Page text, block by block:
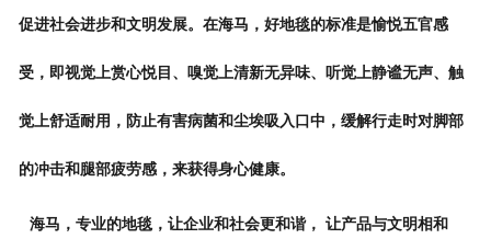
促进社会进步和文明发展。在海马，好地毯的标准是愉悦五官感
受，即视觉上赏心悦目、嗅觉上清新无异味、听觉上静谧无声、触
觉上舒适耐用，防止有害病菌和尘埃吸入口中，缓解行走时对脚部
的冲击和腿部疲劳感，来获得身心健康。
海马，专业的地毯，让企业和社会更和谐， 让产品与文明相和